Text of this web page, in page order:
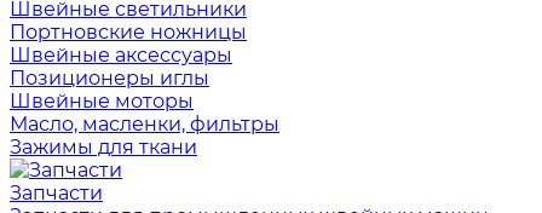
Швейные светильники
Портновские ножницы
Швейные аксессуары
Позиционеры иглы
Швейные моторы
Масло, масленки, фильтры
Зажимы для ткани
Запчасти